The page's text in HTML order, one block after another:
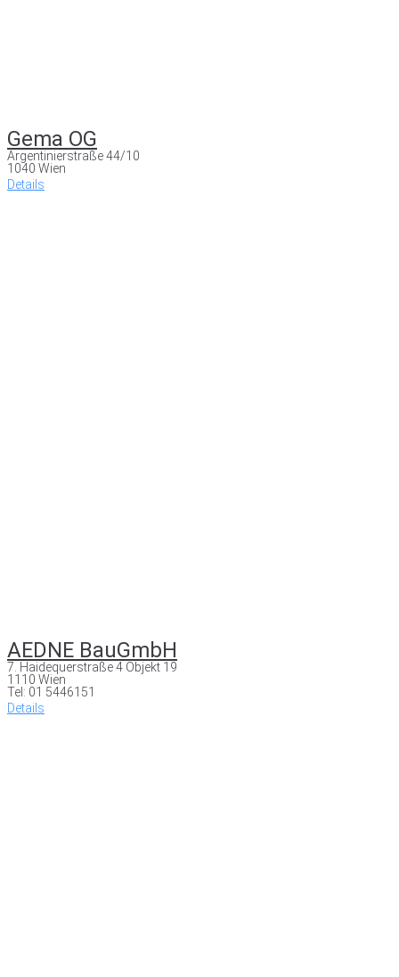
Gema OG
Argentinierstraße 44/10
1040 Wien
Details
AEDNE BauGmbH
7. Haidequerstraße 4 Objekt 19
1110 Wien
Tel: 01 5446151
Details